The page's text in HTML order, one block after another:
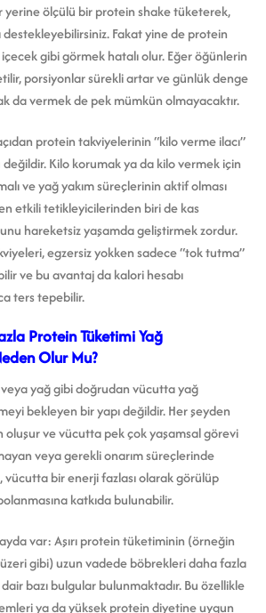
yerine ölçülü bir protein shake tüketerek,
destekleyebilirsiniz. Fakat yine de protein
gibi görmek hatalı olur. Eğer öğünlerin
porsiyonlar sürekli artar ve günlük denge
da vermek de pek mümkün olmayacaktır.
protein takviyelerinin “kilo verme ilacı”
değildir. Kilo korumak ya da kilo vermek için
ve yağ yakım süreçlerinin aktif olması
etkili tetikleyicilerinden biri de kas
hareketsiz yaşamda geliştirmek zordur.
egzersiz yokken sadece “tok tutma”
ve bu avantaj da kalori hesabı
ters tepebilir.
Protein Tüketimi Yağ
Olur Mu?
yağ gibi doğrudan vücutta yağ
bekleyen bir yapı değildir. Her şeyden
ve vücutta pek çok yaşamsal görevi
veya gerekli onarım süreçlerinde
vücutta bir enerji fazlası olarak görülüp
katkıda bulunabilir.
var: Aşırı protein tüketiminin (örneğin
gibi) uzun vadede böbrekleri daha fazla
dair bazı bulgular bulunmaktadır. Bu özellikle
ya da yüksek protein diyetine uygun